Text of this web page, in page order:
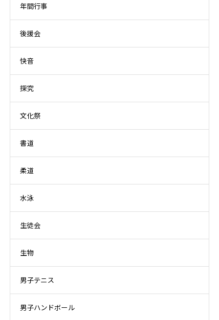
年間行事
後援会
快音
探究
文化祭
書道
柔道
水泳
生徒会
生物
男子テニス
男子ハンドボール